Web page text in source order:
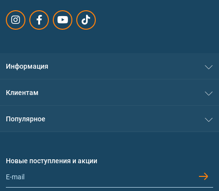
Информация
Политика конфиденциальности
Обмен и возврат
Клиентам
Популярное
Протеин
Гейнеры
Новые поступления и акции